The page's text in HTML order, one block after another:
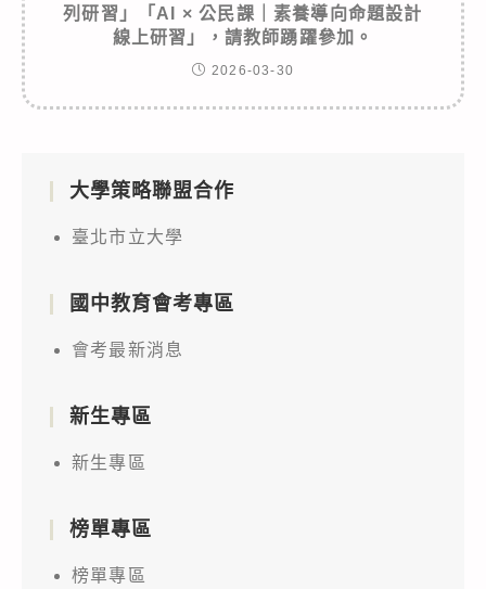
列研習」「AI × 公民課｜素養導向命題設計
線上研習」，請教師踴躍參加。
2026-03-30
大學策略聯盟合作
臺北市立大學
國中教育會考專區
會考最新消息
新生專區
新生專區
榜單專區
榜單專區